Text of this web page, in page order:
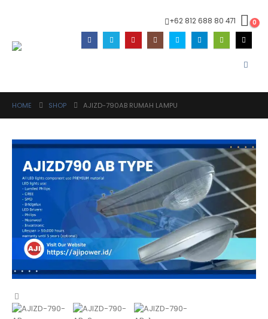
+62 812 688 80 471 0
HOME SHOP AJIZD-790AB RUMAH LAMPU